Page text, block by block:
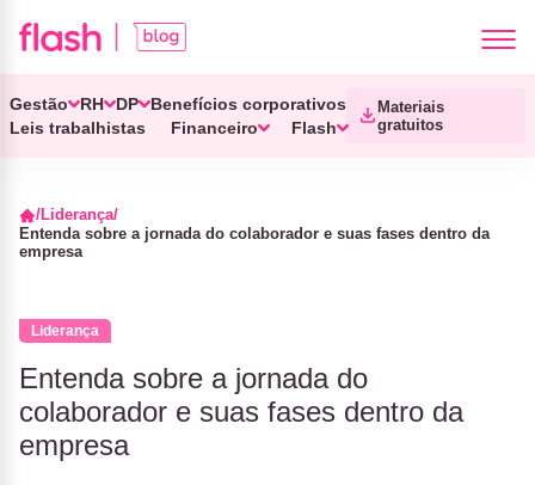
Gestão RH DP
Benefícios corporativos
Leis trabalhistas
Financeiro Flash
Materiais
gratuitos
Liderança
Entenda sobre a jornada do colaborador e suas fases dentro da
empresa
Liderança
Entenda sobre a jornada do
colaborador e suas fases dentro da
empresa